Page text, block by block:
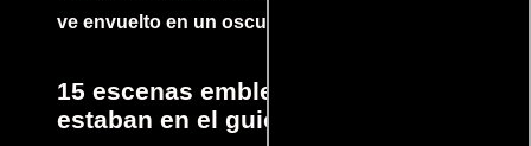
ve envuelto en un oscuro mundo de crimen
15 escenas emblemáticas que no
estaban en el guion